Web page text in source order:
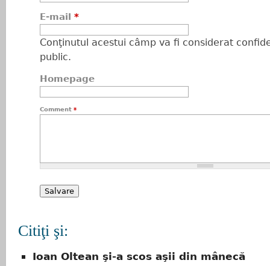
E-mail *
Conţinutul acestui câmp va fi considerat
public.
Homepage
Comment *
Citiţi şi:
Ioan Oltean şi-a scos aşii din mânecă